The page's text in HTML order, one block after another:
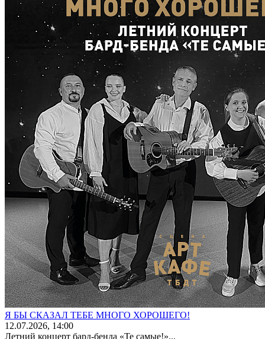
Я БЫ СКАЗАЛ ТЕБЕ МНОГО ХОРОШЕГО!
12.07.2026, 14:00
Летний концерт бард-бенда «Те самые!»...